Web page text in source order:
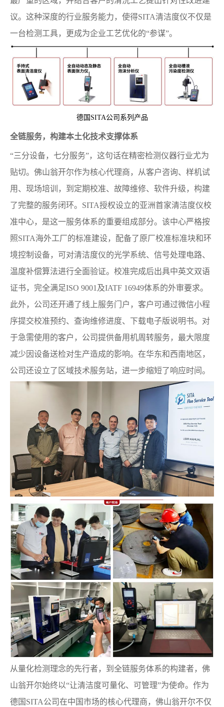
议。这种深度的行业服务能力，使得SITA清洁度仪不仅是
一台检测工具，更成为企业工艺优化的“参谋”。
德国SITA公司系列产品
全链服务，构建本土化技术支撑体系
“三分设备，七分服务”，这句话在精密检测仪器行业尤为
贴切。佛山翁开尔作为核心代理商，从客户咨询、样机试
用、现场培训，到定期校准、故障维修、软件升级，构建
了完整的服务闭环。SITA授权设立的亚洲首家清洁度仪校
准中心，是这一服务体系的重要组成部分。该中心严格按
照SITA海外工厂的标准建设，配备了原厂校准标准块和环
境控制设备，可对清洁度仪的光学系统、信号处理电路、
温度补偿算法进行全面验证。校准完成后出具中英文双语
证书，完全满足ISO 9001及IATF 16949体系的外审要求。
此外，公司还开通了线上服务门户，客户可通过微信小程
序提交校准预约、查询维修进度、下载电子版说明书。对
于急需使用的客户，公司提供备用机周转服务，最大限度
减少因设备送检对生产造成的影响。在华东和西南地区，
公司还设立了区域技术服务站，进一步缩短了响应时间。
从量化检测理念的先行者，到全链服务体系的构建者，佛
山翁开尔始终以“让清洁度可量化、可管理”为使命。作为
德国SITA公司在中国市场的核心代理商，佛山翁开尔不仅